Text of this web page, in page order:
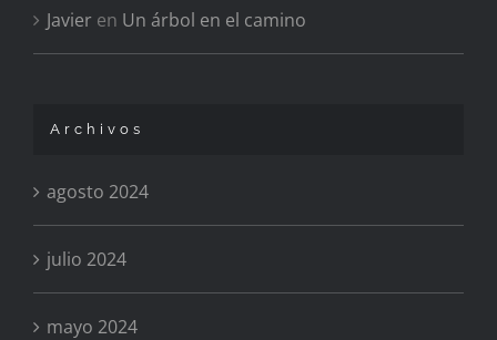
Javier en Un árbol en el camino
Archivos
agosto 2024
julio 2024
mayo 2024